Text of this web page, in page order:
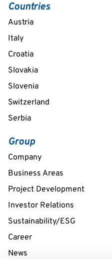
Countries
Austria
Italy
Croatia
Slovakia
Slovenia
Switzerland
Serbia
Group
Company
Business Areas
Project Development
Investor Relations
Sustainability/ESG
Career
News